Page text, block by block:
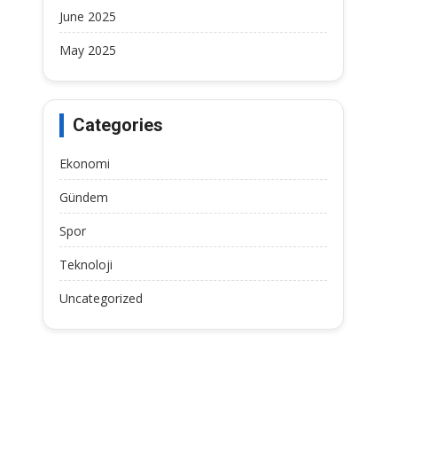
June 2025
May 2025
Categories
Ekonomi
Gündem
Spor
Teknoloji
Uncategorized